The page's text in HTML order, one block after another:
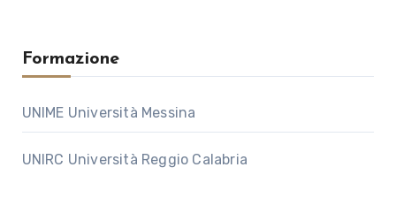
Formazione
UNIME Università Messina
UNIRC Università Reggio Calabria